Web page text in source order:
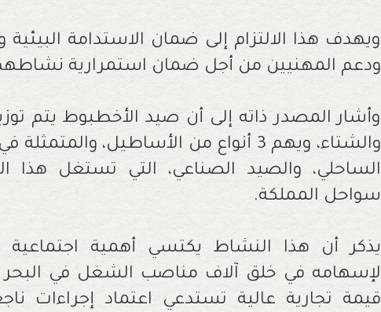
ويهدف هذا الالتزام إلى ضمان الاستدامة البيئية
ودعم المهنيين من أجل ضمان استمرارية
وأشار المصدر ذاته إلى أن صيد الأخطبوط يتم
والشتاء، ويهم 3 أنواع من الأساطيل،
الساحلي، والصيد الصناعي، التي تستغل هذا
سواحل المملكة.
يذكر أن هذا النشاط يكتسي أهمية اجتماعية
لإسهامه في خلق آلاف مناصب الشغل في البحر
قيمة تجارية عالية تستدعي اعتماد إجراءات